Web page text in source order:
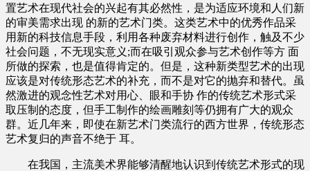
置艺术在现代社会的兴起有其必然性，是为适应环境和人们新
的审美需求出现 的新的艺术门类。这类艺术中的优秀作品采
用新的科技信息手段，利用各种废弃材料进行创作，触及不少
社会问题，不无现实意义;而在吸引观众参与艺术创作等方 面
所做的探索，也是值得肯定的。但是，这种新类型艺术的出现
应该是对传统形态艺术的补充，而不是对它的抛弃和替代。虽
然激进的观念性艺术对用心、眼和手协 作的传统艺术形式采
取压制的态度，但手工制作的绘画雕刻等仍拥有广大的观众
群。近几年来，即使在新艺术门类流行的西方世界，传统形态
艺术复归的声音不绝于 耳。
在我国，主流美术界能够清醒地认识到传统艺术形式的现